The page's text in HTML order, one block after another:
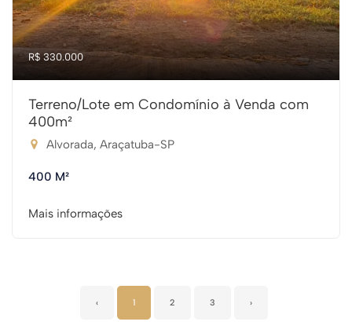
R$ 330.000
Terreno/Lote em Condomínio à Venda com
400m²
Alvorada, Araçatuba-SP
400 M²
Mais informações
‹ 1 2 3 ›